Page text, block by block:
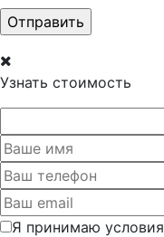
Узнать стоимость
Я принимаю условия